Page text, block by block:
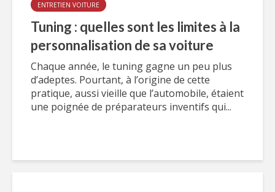
ENTRETIEN VOITURE
Tuning : quelles sont les limites à la
personnalisation de sa voiture
Chaque année, le tuning gagne un peu plus
d’adeptes. Pourtant, à l’origine de cette
pratique, aussi vieille que l’automobile, étaient
une poignée de préparateurs inventifs qui...